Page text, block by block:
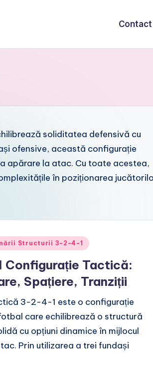
Contact
soliditatea defensivă cu
ofensive, această configurație
apărare la atac. Cu toate acestea,
în poziționarea
Structurii 3-2-4-1
Tactică:
Spațiere, Tranziții
3-2-4-1 este o configurație
care echilibrează o structură
cu opțiuni dinamice în mijlocul
Prin utilizarea a trei fundași